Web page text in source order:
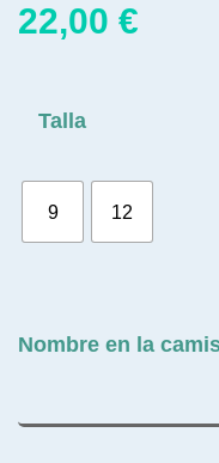
22,00 €
Talla
9 12
Nombre en la